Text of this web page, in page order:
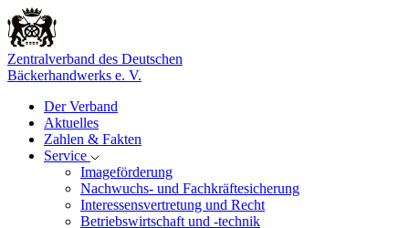
Zentralverband des Deutschen
Bäckerhandwerks e. V.
Der Verband
Aktuelles
Zahlen & Fakten
Service
Imageförderung
Nachwuchs- und Fachkräftesicherung
Interessensvertretung und Recht
Betriebswirtschaft und -technik